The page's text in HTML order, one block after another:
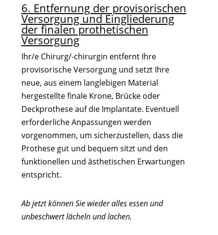
6. Entfernung der provisorischen
Versorgung und Eingliederung
der finalen prothetischen
Versorgung
Ihr/e Chirurg/-chirurgin entfernt Ihre
provisorische Versorgung und setzt Ihre
neue, aus einem langlebigen Material
hergestellte finale Krone, Brücke oder
Deckprothese auf die Implantate. Eventuell
erforderliche Anpassungen werden
vorgenommen, um sicherzustellen, dass die
Prothese gut und bequem sitzt und den
funktionellen und ästhetischen Erwartungen
entspricht.
Ab jetzt können Sie wieder alles essen und
unbeschwert lächeln und lachen.